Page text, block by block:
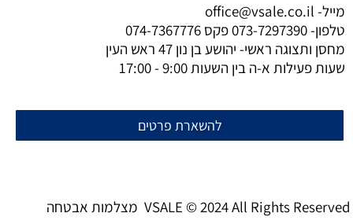
מייל- office@vsale.co.il
טלפון-073-7297390פקס 074-7367776
מחסן ותצוגה ראשי- יהושע בן נון 47 ראש העין
שעות פעילות א-ה בין השעות 9:00 - 17:00
להשארת פרטים
מצלמות אבטחה VSALE © 2024 All Rights Reserved